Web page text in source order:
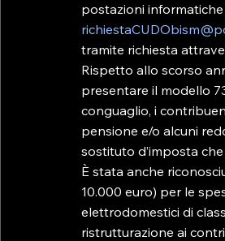
postazioni
tramite richiesta
Rispetto allo scorso
presentare il modello
conguaglio, i
pensione e/o alcuni
sostituto d’imposta
È stata anche
10.000 euro) per le
elettrodomestici di
ristrutturazione ai